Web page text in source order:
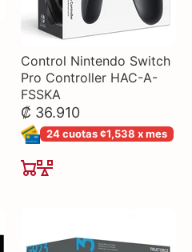
Control Nintendo Switch
Pro Controller HAC-A-
FSSKA
₡ 36.910
24 cuotas ¢1,538 x mes